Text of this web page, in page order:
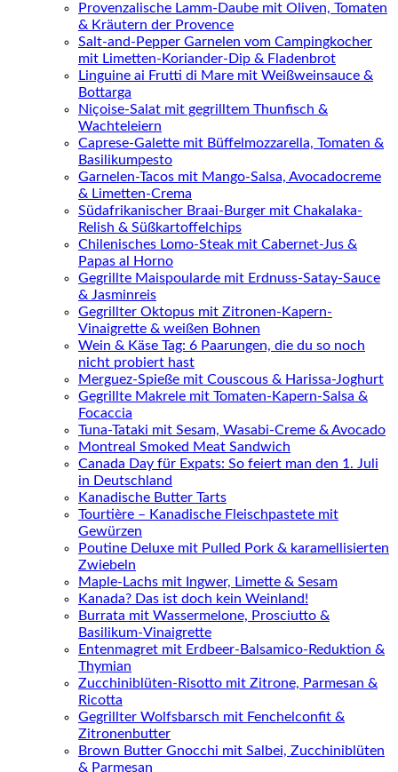
Provenzalische Lamm-Daube mit Oliven, Tomaten
& Kräutern der Provence
Salt-and-Pepper Garnelen vom Campingkocher
mit Limetten-Koriander-Dip & Fladenbrot
Linguine ai Frutti di Mare mit Weißweinsauce &
Bottarga
Niçoise-Salat mit gegrilltem Thunfisch &
Wachteleiern
Caprese-Galette mit Büffelmozzarella, Tomaten &
Basilikumpesto
Garnelen-Tacos mit Mango-Salsa, Avocadocreme
& Limetten-Crema
Südafrikanischer Braai-Burger mit Chakalaka-
Relish & Süßkartoffelchips
Chilenisches Lomo-Steak mit Cabernet-Jus &
Papas al Horno
Gegrillte Maispoularde mit Erdnuss-Satay-Sauce
& Jasminreis
Gegrillter Oktopus mit Zitronen-Kapern-
Vinaigrette & weißen Bohnen
Wein & Käse Tag: 6 Paarungen, die du so noch
nicht probiert hast
Merguez-Spieße mit Couscous & Harissa-Joghurt
Gegrillte Makrele mit Tomaten-Kapern-Salsa &
Focaccia
Tuna-Tataki mit Sesam, Wasabi-Creme & Avocado
Montreal Smoked Meat Sandwich
Canada Day für Expats: So feiert man den 1. Juli
in Deutschland
Kanadische Butter Tarts
Tourtière – Kanadische Fleischpastete mit
Gewürzen
Poutine Deluxe mit Pulled Pork & karamellisierten
Zwiebeln
Maple-Lachs mit Ingwer, Limette & Sesam
Kanada? Das ist doch kein Weinland!
Burrata mit Wassermelone, Prosciutto &
Basilikum-Vinaigrette
Entenmagret mit Erdbeer-Balsamico-Reduktion &
Thymian
Zucchiniblüten-Risotto mit Zitrone, Parmesan &
Ricotta
Gegrillter Wolfsbarsch mit Fenchelconfit &
Zitronenbutter
Brown Butter Gnocchi mit Salbei, Zucchiniblüten
& Parmesan